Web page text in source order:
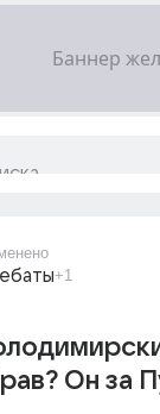
+1
Он за